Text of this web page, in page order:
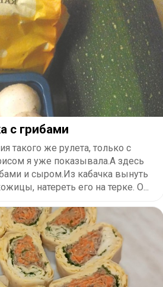
с грибами
такого же рулета, только с
я уже показывала.А здесь
и сыром.Из кабачка вынуть
натереть его на терке. О...